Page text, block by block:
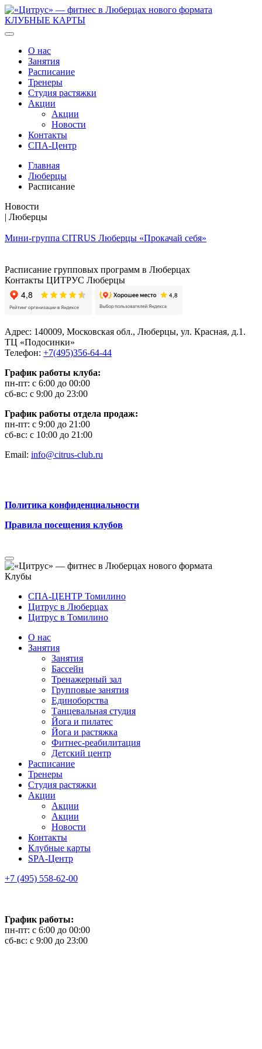
КЛУБНЫЕ КАРТЫ
О нас
Занятия
Расписание
Тренеры
Студия растяжки
Акции
Акции
Новости
Контакты
СПА-Центр
Главная
Люберцы
Расписание
Новости
| Люберцы
Мини-группа CITRUS Люберцы «Прокачай себя»
Расписание групповых программ в Люберцах
Контакты ЦИТРУС Люберцы
Адрес: 140009, Московская обл., Люберцы, ул. Красная, д.1.
ТЦ «Подосинки»
Телефон: +7(495)356-64-44
График работы клуба:
пн-пт: с 6:00 до 00:00
сб-вс: с 9:00 до 23:00
График работы отдела продаж:
пн-пт: с 9:00 до 21:00
сб-вс: с 10:00 до 21:00
Email: info@citrus-club.ru
Политика конфиденциальности
Правила посещения клубов
Клубы
СПА-ЦЕНТР Томилино
Цитрус в Люберцах
Цитрус в Томилино
О нас
Занятия
Занятия
Бассейн
Тренажерный зал
Групповые занятия
Единоборства
Танцевальная студия
Йога и пилатес
Йога и растяжка
Фитнес-реабилитация
Детский центр
Расписание
Тренеры
Студия растяжки
Акции
Акции
Акции
Новости
Контакты
Клубные карты
SPA-Центр
+7 (495) 558-62-00
График работы:
пн-пт: с 6:00 до 00:00
сб-вс: с 9:00 до 23:00